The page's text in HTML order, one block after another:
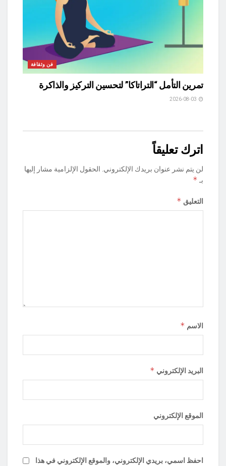
فن وثقافة
تمرين التأمل “التراتاكا” لتحسين التركيز والذاكرة
اترك تعليقاً
لن يتم نشر عنوان بريدك الإلكتروني. الحقول الإلزامية مشار إليها
بـ *
التعليق *
الاسم *
البريد الإلكتروني *
الموقع الإلكتروني
احفظ اسمي، بريدي الإلكتروني، والموقع الإلكتروني في هذا